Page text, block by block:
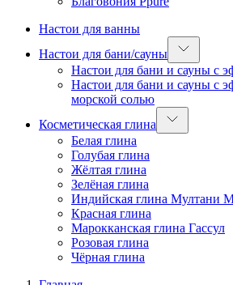
Настои для ванны
Настои для бани/сауны
Настои для бани и сауны с
Настои для бани и сауны с
морской солью
Косметическая глина
Белая глина
Голубая глина
Жёлтая глина
Зелёная глина
Индийская глина Мултани
Красная глина
Марокканская глина Гассул
Розовая глина
Чёрная глина